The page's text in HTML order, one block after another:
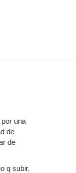
una
de
de
q subir,